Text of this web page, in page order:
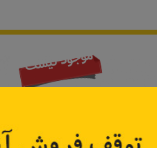
موجود نیست